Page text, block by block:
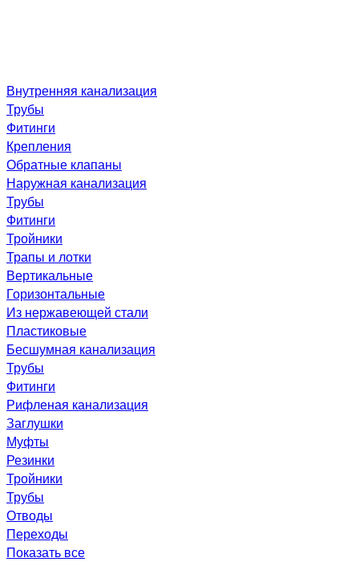
Внутренняя канализация
Трубы
Фитинги
Крепления
Обратные клапаны
Наружная канализация
Трубы
Фитинги
Тройники
Трапы и лотки
Вертикальные
Горизонтальные
Из нержавеющей стали
Пластиковые
Бесшумная канализация
Трубы
Фитинги
Рифленая канализация
Заглушки
Муфты
Резинки
Тройники
Трубы
Отводы
Переходы
Показать все